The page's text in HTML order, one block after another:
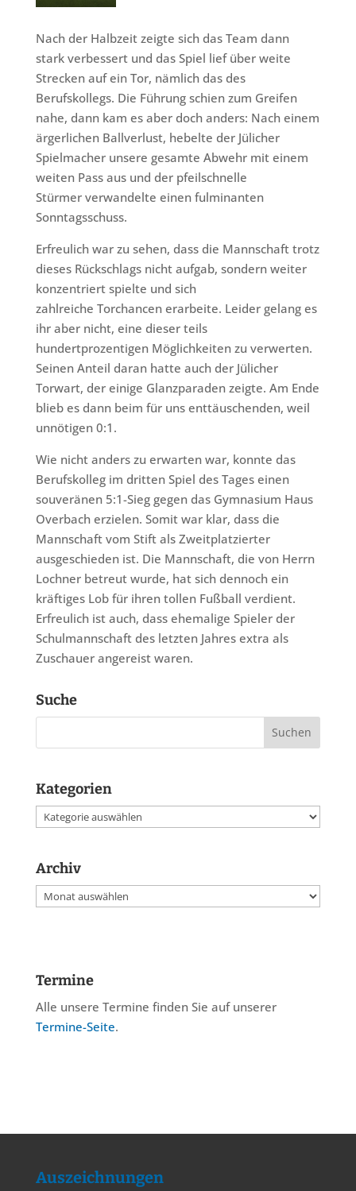
Nach der Halbzeit zeigte sich das Team dann
stark verbessert und das Spiel lief über weite
Strecken auf ein Tor, nämlich das des
Berufskollegs. Die Führung schien zum Greifen
nahe, dann kam es aber doch anders: Nach einem
ärgerlichen Ballverlust, hebelte der Jülicher
Spielmacher unsere gesamte Abwehr mit einem
weiten Pass aus und der pfeilschnelle
Stürmer verwandelte einen fulminanten
Sonntagsschuss.
Erfreulich war zu sehen, dass die Mannschaft trotz
dieses Rückschlags nicht aufgab, sondern weiter
konzentriert spielte und sich
zahlreiche Torchancen erarbeite. Leider gelang es
ihr aber nicht, eine dieser teils
hundertprozentigen Möglichkeiten zu verwerten.
Seinen Anteil daran hatte auch der Jülicher
Torwart, der einige Glanzparaden zeigte. Am Ende
blieb es dann beim für uns enttäuschenden, weil
unnötigen 0:1.
Wie nicht anders zu erwarten war, konnte das
Berufskolleg im dritten Spiel des Tages einen
souveränen 5:1-Sieg gegen das Gymnasium Haus
Overbach erzielen. Somit war klar, dass die
Mannschaft vom Stift als Zweitplatzierter
ausgeschieden ist. Die Mannschaft, die von Herrn
Lochner betreut wurde, hat sich dennoch ein
kräftiges Lob für ihren tollen Fußball verdient.
Erfreulich ist auch, dass ehemalige Spieler der
Schulmannschaft des letzten Jahres extra als
Zuschauer angereist waren.
Suche
Kategorien
Kategorien
Archiv
Archiv
Termine
Alle unsere Termine finden Sie auf unserer
Termine-Seite.
Auszeichnungen